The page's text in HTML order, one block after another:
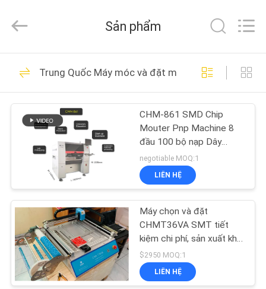
TRANG
CHỦ
CÁC
SẢN
VIDEO
VỀ
CHÚNG
TÔI
2026
LIMITED.
Reserved.
Máy móc và đặt
máy móc
74
Dây chuyền sản xuất
SMT
37
Sản phẩm
Trung Quốc Máy móc và đặt máy móc
CHM-861 SMD Chip
Mouter Pnp Machine 8
đầu 100 bộ nạp Dây
chuyền lắp ráp PCB
negotiable MOQ:1
LIÊN HỆ
Máy chọn và đặt
CHMT36VA SMT tiết
kiệm chi phí, sản xuất khối
lượng thấp
$2950 MOQ:1
LIÊN HỆ